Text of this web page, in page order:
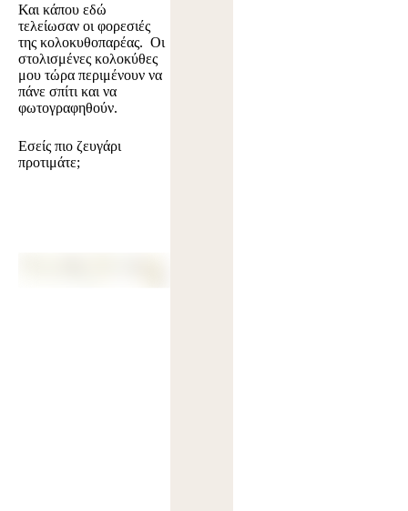
Και κάπου εδώ
τελείωσαν οι φορεσιές
της κολοκυθοπαρέας. Οι
στολισμένες κολοκύθες
μου τώρα περιμένουν να
πάνε σπίτι και να
φωτογραφηθούν.
Εσείς πιο ζευγάρι
προτιμάτε;